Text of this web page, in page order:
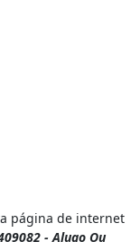
página de internet
- Alugo Ou